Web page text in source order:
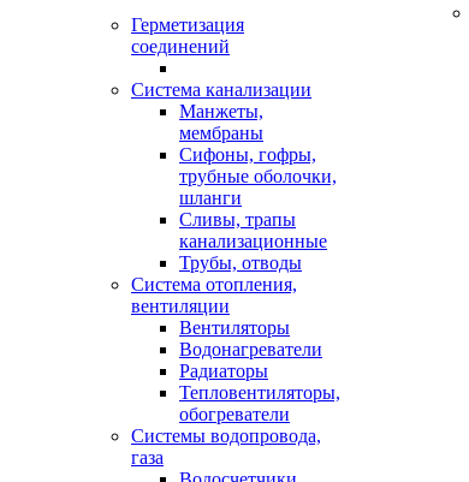
Герметизация
соединений
Система канализации
Манжеты,
мембраны
Сифоны, гофры,
трубные оболочки,
шланги
Сливы, трапы
канализационные
Трубы, отводы
Система отопления,
вентиляции
Вентиляторы
Водонагреватели
Радиаторы
Тепловентиляторы,
обогреватели
Системы водопровода,
газа